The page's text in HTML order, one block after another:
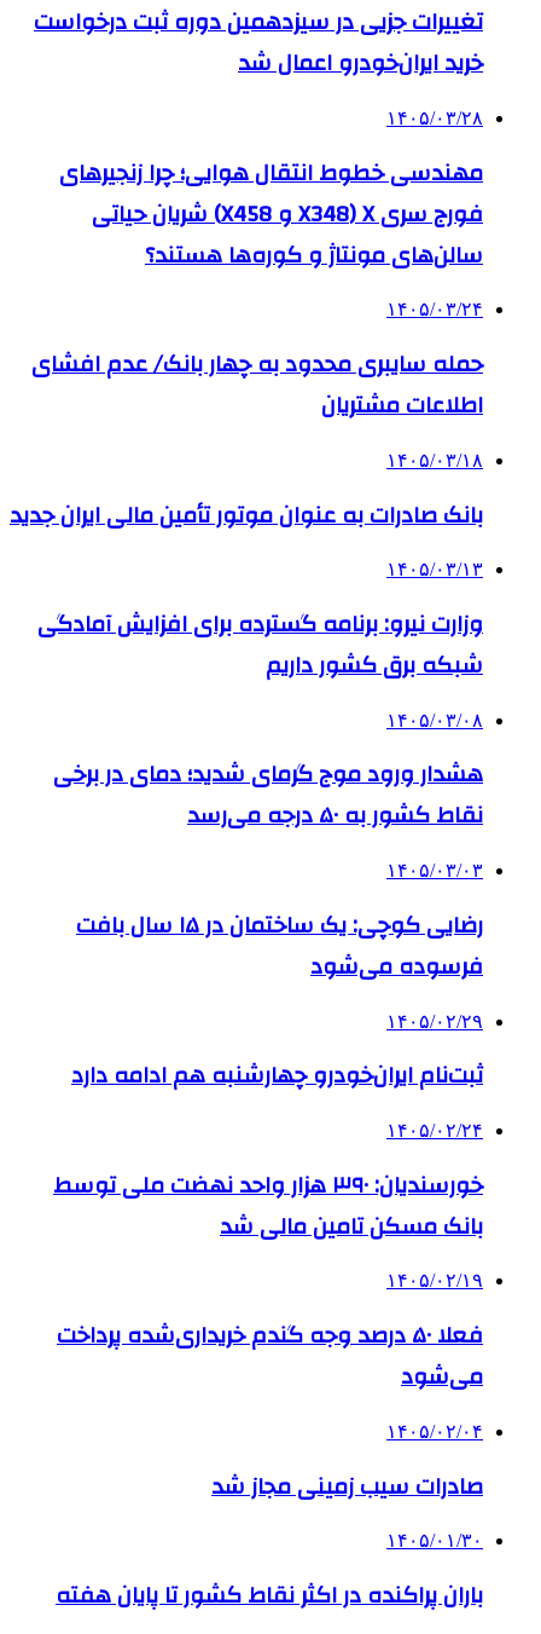
تغییرات جزیی در سیزدهمین دوره ثبت درخواست
خرید ایران‌خودرو اعمال شد
۱۴۰۵/۰۳/۲۸
مهندسی خطوط انتقال هوایی؛ چرا زنجیرهای
فورج سری X (X348 و X458) شریان حیاتی
سالن‌های مونتاژ و کوره‌ها هستند؟
۱۴۰۵/۰۳/۲۴
حمله سایبری محدود به چهار بانک/ عدم افشای
اطلاعات مشتریان
۱۴۰۵/۰۳/۱۸
بانک صادرات به‌ عنوان موتور تأمین مالی ایران جدید
۱۴۰۵/۰۳/۱۳
وزارت نیرو: برنامه‌ گسترده برای افزایش آمادگی
شبکه برق کشور داریم
۱۴۰۵/۰۳/۰۸
هشدار ورود موج گرمای شدید؛ دمای در برخی
نقاط کشور به ۵۰ درجه می‌رسد
۱۴۰۵/۰۳/۰۳
رضایی کوچی: یک ساختمان در ۱۵ سال بافت
فرسوده می‌شود
۱۴۰۵/۰۲/۲۹
ثبت‌نام ایران‌خودرو چهارشنبه هم ادامه دارد
۱۴۰۵/۰۲/۲۴
خورسندیان: ۳۹۰ هزار واحد نهضت ملی توسط
بانک مسکن تامین مالی شد
۱۴۰۵/۰۲/۱۹
فعلا ۵۰ درصد وجه گندم خریداری‌شده پرداخت
می‌شود
۱۴۰۵/۰۲/۰۴
صادرات سیب زمینی مجاز شد
۱۴۰۵/۰۱/۳۰
باران پراکنده در اکثر نقاط کشور تا پایان هفته